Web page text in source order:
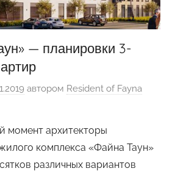
— планировки 3-
автором Resident of Fayna
момент архитекторы
комплекса «Файна Таун»
различных вариантов